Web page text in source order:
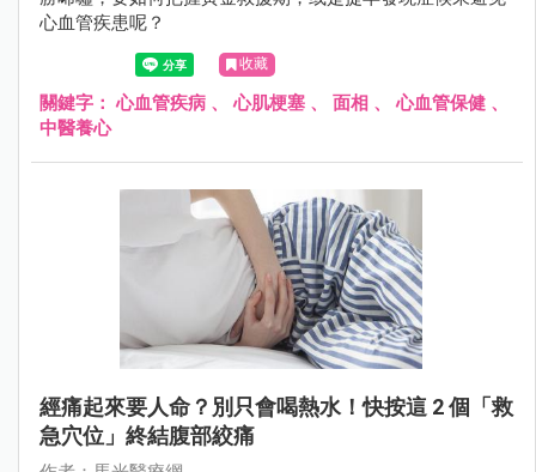
心血管疾患呢？
收藏
關鍵字：心血管疾病 、心肌梗塞 、 面相 、心血管保健 、
中醫養心
經痛起來要人命？別只會喝熱水！快按這 2 個「救
急穴位」終結腹部絞痛